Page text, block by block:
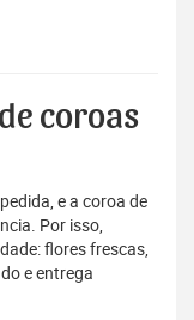
coroas
e a coroa de
Por isso,
flores frescas,
e entrega